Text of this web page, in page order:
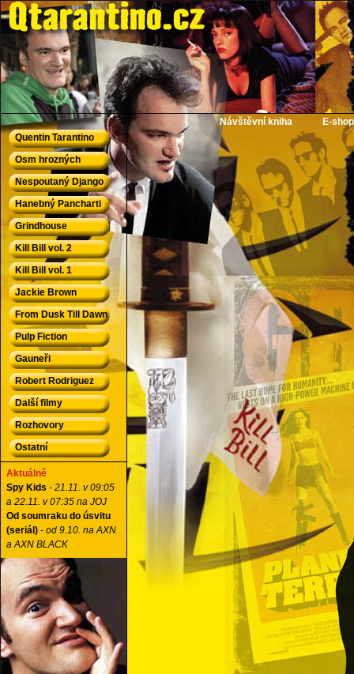
QTarantino.cz - Quentin Tarantino
Návštěvní kniha
E-shop
Quentin Tarantino
Osm hrozných
Nespoutaný Django
Hanebný Pancharti
Grindhouse
Kill Bill vol. 2
Kill Bill vol. 1
Jackie Brown
From Dusk Till Dawn
Pulp Fiction
Gauneři
Robert Rodriguez
Další filmy
Rozhovory
Ostatní
Aktuálně
Spy Kids - 21.11. v 09:05
a 22.11. v 07:35 na JOJ
Od soumraku do úsvitu
(seriál) - od 9.10. na AXN
a AXN BLACK